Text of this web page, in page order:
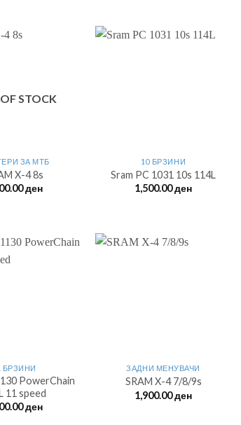
STOCK
ЗА МTБ
X-4 8s
ден
10 БРЗИНИ
Sram PC 1031 10s 114L
1,500.00ден
БРЗИНИ
PowerChain
11 speed
ден
ЗАДНИ МЕНУВАЧИ
SRAM X-4 7/8/9s
1,900.00ден